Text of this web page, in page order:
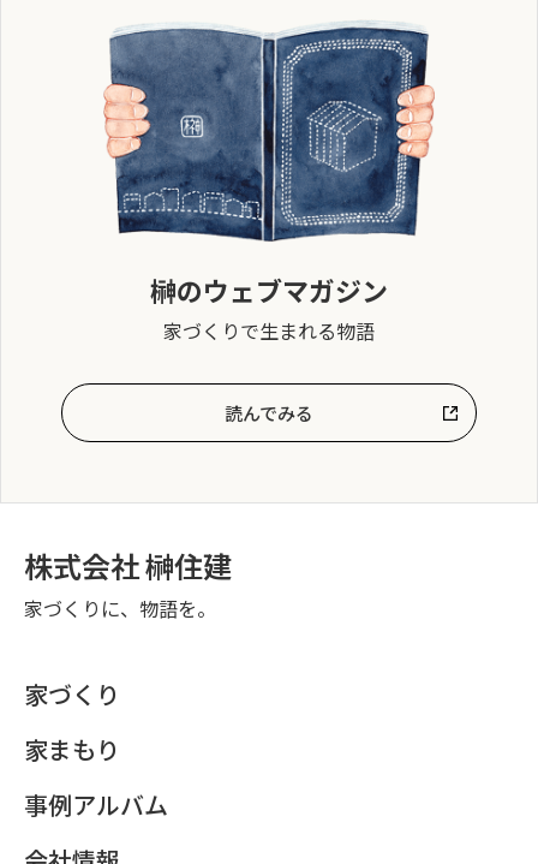
榊のウェブマガジン
家づくりで生まれる物語
読んでみる
株式会社 榊住建
家づくりに、物語を。
家づくり
家まもり
事例アルバム